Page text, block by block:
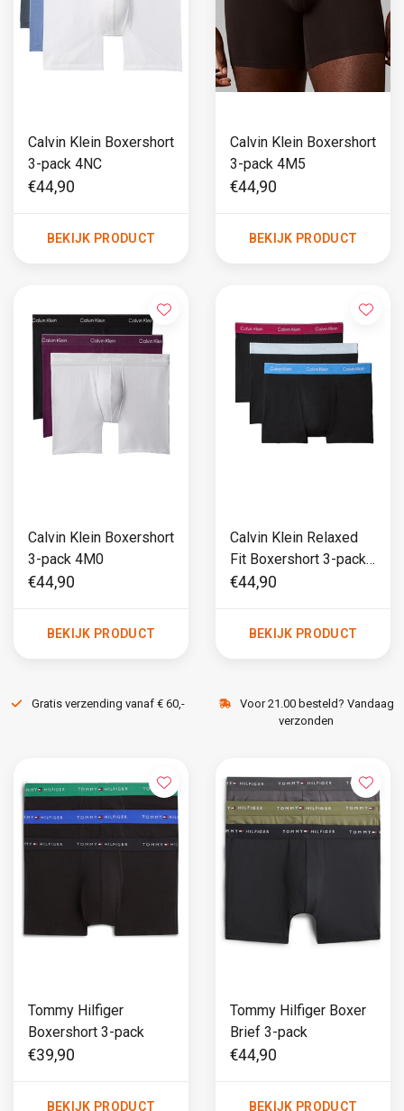
Calvin Klein Boxershort
3-pack 4NC
€44,90
BEKIJK PRODUCT
Calvin Klein Boxershort
3-pack 4M5
€44,90
BEKIJK PRODUCT
Calvin Klein Boxershort
3-pack 4M0
€44,90
BEKIJK PRODUCT
Calvin Klein Relaxed
Fit Boxershort 3-pack
4M5
€44,90
BEKIJK PRODUCT
Gratis verzending vanaf € 60,-
Voor 21.00 besteld? Vandaag
verzonden
Tommy Hilfiger
Boxershort 3-pack
€39,90
BEKIJK PRODUCT
Tommy Hilfiger Boxer
Brief 3-pack
€44,90
BEKIJK PRODUCT